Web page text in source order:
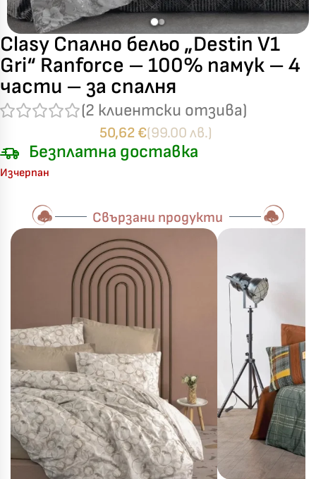
Clasy Спално бельо „Destin V1
Gri“ Ranforce – 100% памук – 4
части – за спалня
(2 клиентски отзива)
50,62 €(99.00 лв.)
Безплатна доставка
Изчерпан
Свързани продукти